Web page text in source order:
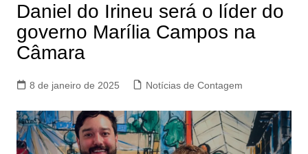
Daniel do Irineu será o líder do
governo Marília Campos na
Câmara
8 de janeiro de 2025 Notícias de Contagem